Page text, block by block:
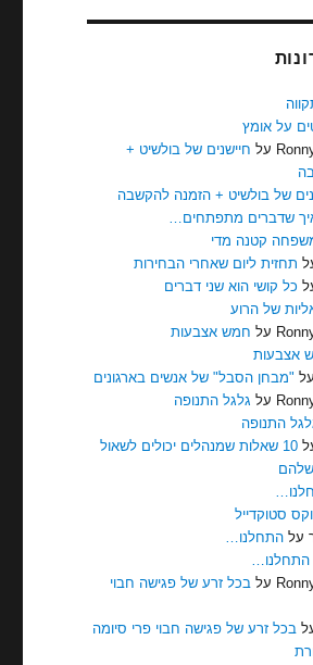
על אומץ
על חיישנים של בולשיט +
של בולשיט + הזמנה להקשבה
שדברים מתפתחים…
קטנה מדי
תחזית ליום שאחרי הבחירות
כל קושי הוא שני דברים
של הרוע
על חמש אצבעות
אצבעות
על "מבחן הסבל" של אנשים בארגונים
על גלגל התנופה
התנופה
10 שאלות שמנהלים יכולים לשאול
סטוקדייל
עלהתחלנו…
התחלנו…
עלבכל זרע של פגישה חבוי
בכל זרע של פגישה חבוי פרי סיומה